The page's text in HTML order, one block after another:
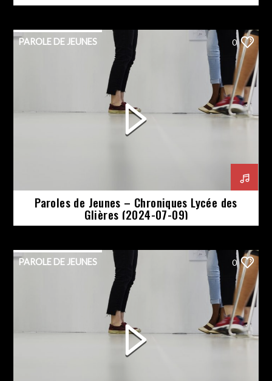
PAROLE DE JEUNES 0
Paroles de Jeunes – Chroniques Lycée des
Glières (2024-07-09)
PAROLE DE JEUNES 0